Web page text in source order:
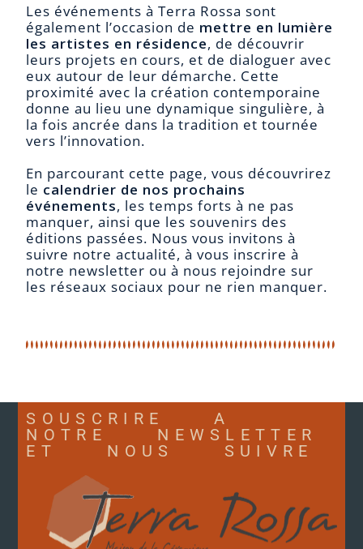
Les événements à Terra Rossa sont
également l’occasion de mettre en lumière
les artistes en résidence, de découvrir
leurs projets en cours, et de dialoguer avec
eux autour de leur démarche. Cette
proximité avec la création contemporaine
donne au lieu une dynamique singulière, à
la fois ancrée dans la tradition et tournée
vers l’innovation.
En parcourant cette page, vous découvrirez
le calendrier de nos prochains
événements, les temps forts à ne pas
manquer, ainsi que les souvenirs des
éditions passées. Nous vous invitons à
suivre notre actualité, à vous inscrire à
notre newsletter ou à nous rejoindre sur
les réseaux sociaux pour ne rien manquer.
SOUSCRIRE A
NOTRE NEWSLETTER
ET NOUS SUIVRE